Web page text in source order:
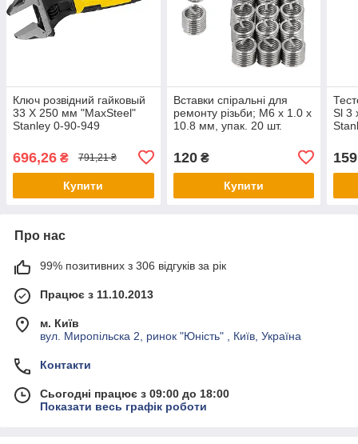
Ключ розвідний гайковый
33 Х 250 мм "MaxSteel"
Stanley 0-90-949
696,26 ₴ 791,21 ₴
Купити
Вставки спіральні для
ремонту різьби; М6 х 1.0 х
10.8 мм, упак. 20 шт.
120₴
Купити
Sl 3
Про нас
99% позитивних з 306 відгуків за рік
Працює з 11.10.2013
м. Київ
вул. Миропільска 2, ринок "Юність" , Київ, Україна
Контакти
Сьогодні працює з 09:00 до 18:00
Показати весь графік роботи